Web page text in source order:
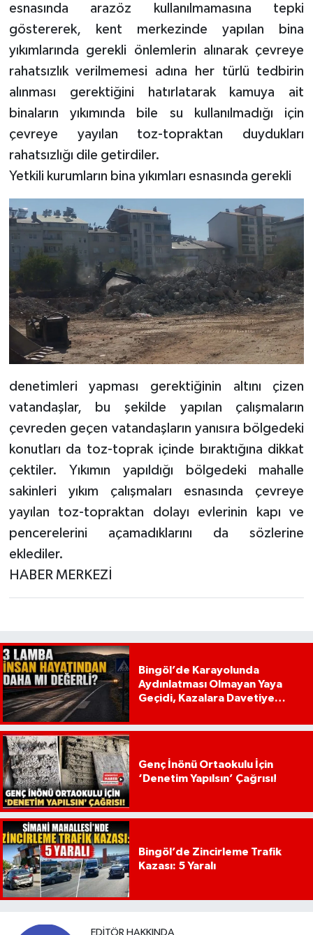
esnasında arazöz kullanılmamasına tepki
göstererek, kent merkezinde yapılan bina
yıkımlarında gerekli önlemlerin alınarak çevreye
rahatsızlık verilmemesi adına her türlü tedbirin
alınması gerektiğini hatırlatarak kamuya ait
binaların yıkımında bile su kullanılmadığı için
çevreye yayılan toz-topraktan duydukları
rahatsızlığı dile getirdiler.
Yetkili kurumların bina yıkımları esnasında gerekli
denetimleri yapması gerektiğinin altını çizen
vatandaşlar, bu şekilde yapılan çalışmaların
çevreden geçen vatandaşların yanısıra bölgedeki
konutları da toz-toprak içinde bıraktığına dikkat
çektiler. Yıkımın yapıldığı bölgedeki mahalle
sakinleri yıkım çalışmaları esnasında çevreye
yayılan toz-topraktan dolayı evlerinin kapı ve
pencerelerini açamadıklarını da sözlerine
eklediler.
HABER MERKEZİ
Bingöl’de Karayolunda
Aydınlatması Olmayan Yaya
Geçidi, Kazalara Davetiye
Genç İnönü Ortaokulu İçin
‘Denetim Yapılsın’ Çağrısı!
Bingöl’de Zincirleme Trafik
Kazası: 5 Yaralı
EDITÖR HAKKINDA